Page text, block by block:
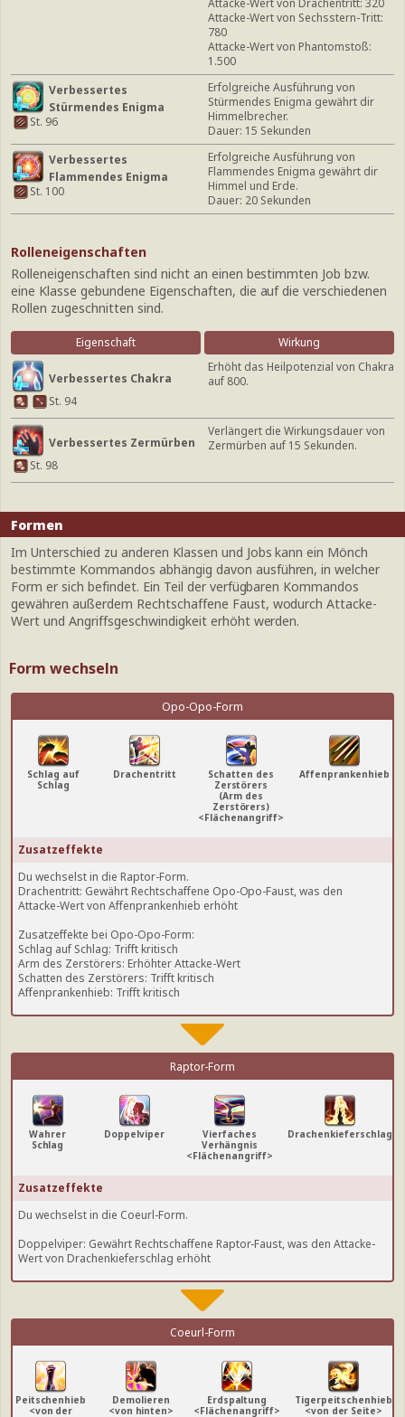
Attacke-Wert von Drachentritt: 320
Attacke-Wert von Sechsstern-Tritt:
780
Attacke-Wert von Phantomstoß:
1.500
Verbessertes
Stürmendes Enigma
St. 96
Erfolgreiche Ausführung von
Stürmendes Enigma gewährt dir
Himmelbrecher.
Dauer: 15 Sekunden
Verbessertes
Flammendes Enigma
St. 100
Erfolgreiche Ausführung von
Flammendes Enigma gewährt dir
Himmel und Erde.
Dauer: 20 Sekunden
Rolleneigenschaften
Rolleneigenschaften sind nicht an einen bestimmten Job bzw.
eine Klasse gebundene Eigenschaften, die auf die verschiedenen
Rollen zugeschnitten sind.
Eigenschaft Wirkung
Verbessertes Chakra
St. 94
Erhöht das Heilpotenzial von Chakra
auf 800.
Verbessertes Zermürben
St. 98
Verlängert die Wirkungsdauer von
Zermürben auf 15 Sekunden.
Formen
Im Unterschied zu anderen Klassen und Jobs kann ein Mönch
bestimmte Kommandos abhängig davon ausführen, in welcher
Form er sich befindet. Ein Teil der verfügbaren Kommandos
gewähren außerdem Rechtschaffene Faust, wodurch Attacke-
Wert und Angriffsgeschwindigkeit erhöht werden.
Form wechseln
Opo-Opo-Form
Schlag auf
Schlag
Drachentritt
Schatten des
Zerstörers
(Arm des
Zerstörers)
<Flächenangriff>
Affenprankenhieb
Zusatzeffekte
Du wechselst in die Raptor-Form.
Drachentritt: Gewährt Rechtschaffene Opo-Opo-Faust, was den
Attacke-Wert von Affenprankenhieb erhöht
Zusatzeffekte bei Opo-Opo-Form:
Schlag auf Schlag: Trifft kritisch
Arm des Zerstörers: Erhöhter Attacke-Wert
Schatten des Zerstörers: Trifft kritisch
Affenprankenhieb: Trifft kritisch
Raptor-Form
Wahrer
Schlag
Doppelviper
Vierfaches
Verhängnis
<Flächenangriff>
Drachenkieferschlag
Zusatzeffekte
Du wechselst in die Coeurl-Form.
Doppelviper: Gewährt Rechtschaffene Raptor-Faust, was den Attacke-
Wert von Drachenkieferschlag erhöht
Coeurl-Form
Peitschenhieb
<von der
Demolieren
<von hinten>
Erdspaltung
<Flächenangriff>
Tigerpeitschenhieb
<von der Seite>